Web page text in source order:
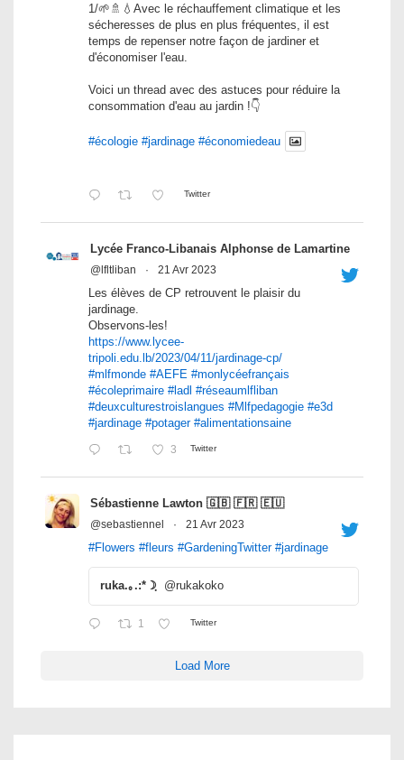
1/🌱🚿💧Avec le réchauffement climatique et les
sécheresses de plus en plus fréquentes, il est
temps de repenser notre façon de jardiner et
d'économiser l'eau.
Voici un thread avec des astuces pour réduire la
consommation d'eau au jardin !👇
#écologie #jardinage #économiedeau
Twitter
Lycée Franco-Libanais Alphonse de Lamartine
@lfltliban · 21 Avr 2023
Les élèves de CP retrouvent le plaisir du
jardinage.
Observons-les!
https://www.lycee-
tripoli.edu.lb/2023/04/11/jardinage-cp/
#mlfmonde #AEFE #monlycéefrançais
#écoleprimaire #ladl #réseaumlfliban
#deuxculturestroislangues #Mlfpedagogie #e3d
#jardinage #potager #alimentationsaine
3 Twitter
Sébastienne Lawton 🇬🇧 🇫🇷 🇪🇺
@sebastiennel · 21 Avr 2023
#Flowers #fleurs #GardeningTwitter #jardinage
ruka.｡.:*☽ฺ @rukakoko
1 Twitter
Load More